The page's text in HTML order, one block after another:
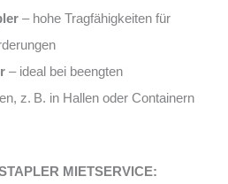
– hohe Tragfähigkeiten für
– ideal bei beengten
z. B. in Hallen oder Containern
MIETSERVICE: